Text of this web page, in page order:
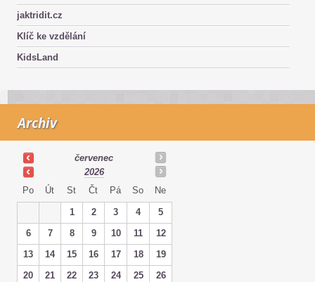
jaktridit.cz
Klíč ke vzdělání
KidsLand
Archiv
červenec
2026
Po
Út St Čt Pá So Ne
1 2 3 4
5
6
7 8 9 10 11
12
13
14 15 16 17 18
19
20
21 22 23 24 25 26